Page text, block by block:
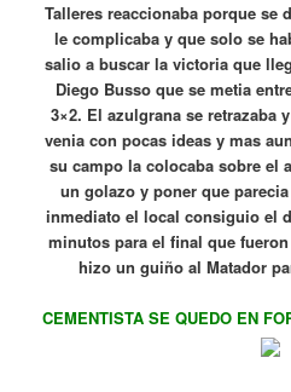
Talleres reaccionaba porque se
le complicaba y que solo se
salio a buscar la victoria que
Diego Busso que se metia
3×2. El azulgrana se retrazaba
venia con pocas ideas y mas
su campo la colocaba sobre el
un golazo y poner que
inmediato el local consiguio el
minutos para el final que
hizo un guiño al Matador
CEMENTISTA SE QUEDO EN